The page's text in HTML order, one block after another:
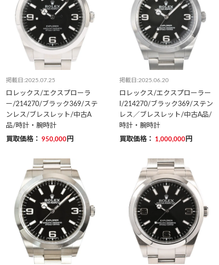
掲載日:2025.07.25
ロレックス/エクスプローラ
ー/214270/ブラック369/ステ
ンレス/ブレスレット/中古A
品/時計・腕時計
買取価格： 950,000 円
掲載日:2025.06.20
ロレックス/エクスプローラー
I/214270/ブラック369/ステン
レス／ブレスレット/中古A品/
時計・腕時計
買取価格：
1,000,000 円